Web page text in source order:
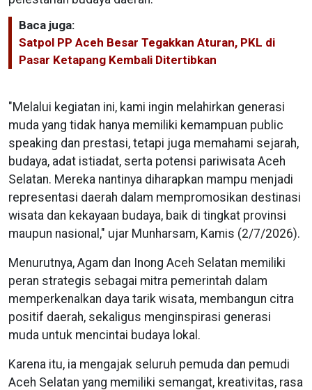
Baca juga:
Satpol PP Aceh Besar Tegakkan Aturan, PKL di
Pasar Ketapang Kembali Ditertibkan
"Melalui kegiatan ini, kami ingin melahirkan generasi
muda yang tidak hanya memiliki kemampuan public
speaking dan prestasi, tetapi juga memahami sejarah,
budaya, adat istiadat, serta potensi pariwisata Aceh
Selatan. Mereka nantinya diharapkan mampu menjadi
representasi daerah dalam mempromosikan destinasi
wisata dan kekayaan budaya, baik di tingkat provinsi
maupun nasional," ujar Munharsam, Kamis (2/7/2026).
Menurutnya, Agam dan Inong Aceh Selatan memiliki
peran strategis sebagai mitra pemerintah dalam
memperkenalkan daya tarik wisata, membangun citra
positif daerah, sekaligus menginspirasi generasi
muda untuk mencintai budaya lokal.
Karena itu, ia mengajak seluruh pemuda dan pemudi
Aceh Selatan yang memiliki semangat, kreativitas, rasa